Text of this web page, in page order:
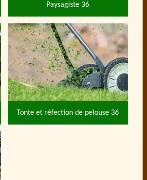
Paysagiste 36
Tonte et réfection de pelouse 36